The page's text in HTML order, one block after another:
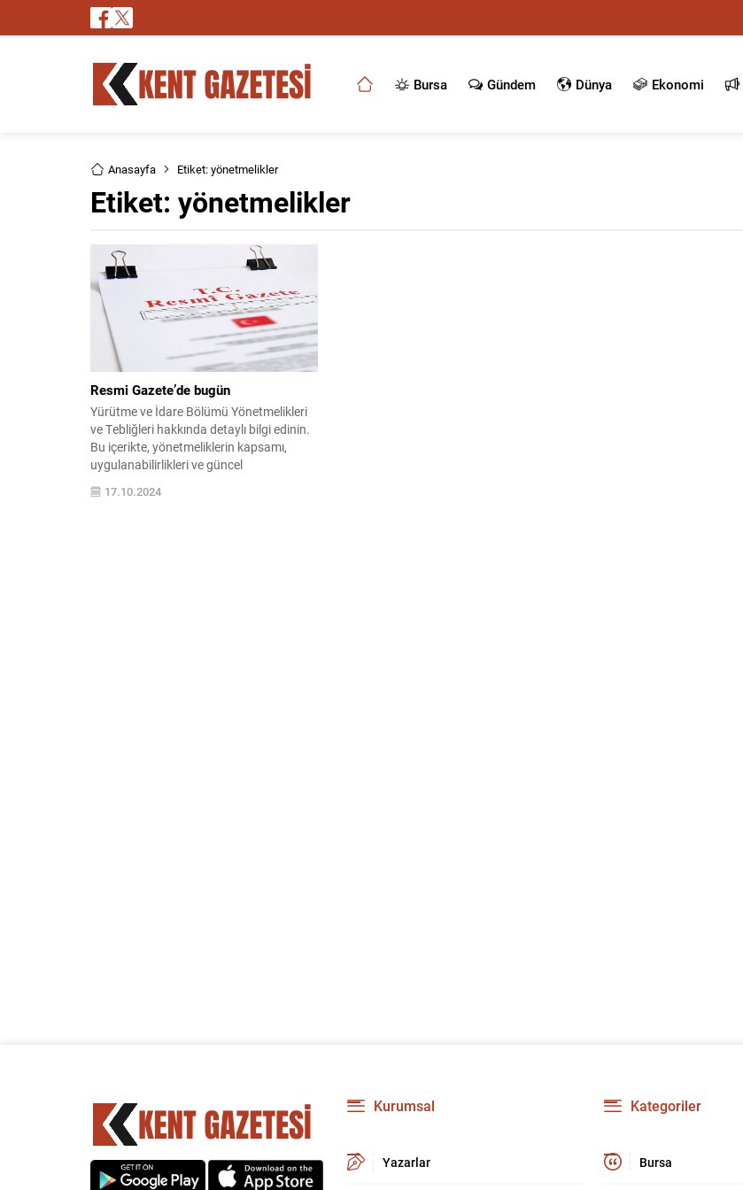
Bursa Gündem Dünya Ekonomi
Anasayfa Etiket: yönetmelikler
Etiket: yönetmelikler
Resmi Gazete’de bugün
Yürütme ve İdare Bölümü Yönetmelikleri
ve Tebliğleri hakkında detaylı bilgi edinin.
Bu içerikte, yönetmeliklerin kapsamı,
uygulanabilirlikleri ve güncel
düzenlemelerle ilgili önemli ipuçlarına
ulaşabilirsiniz.
17.10.2024
Kurumsal
Yazarlar
Kategoriler
Bursa